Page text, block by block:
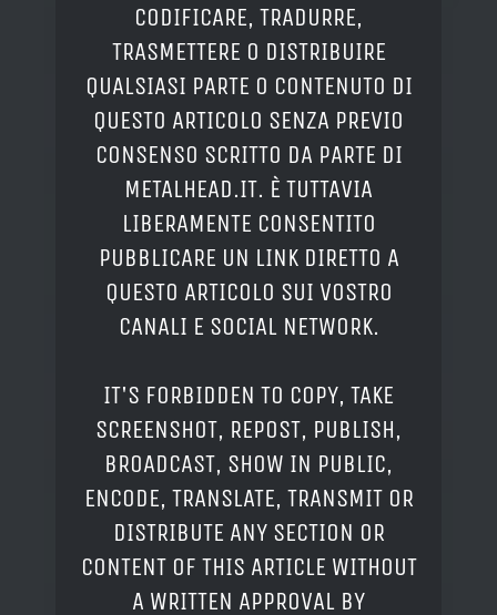
CODIFICARE, TRADURRE,
TRASMETTERE O DISTRIBUIRE
QUALSIASI PARTE O CONTENUTO DI
QUESTO ARTICOLO SENZA PREVIO
CONSENSO SCRITTO DA PARTE DI
METALHEAD.IT. È TUTTAVIA
LIBERAMENTE CONSENTITO
PUBBLICARE UN LINK DIRETTO A
QUESTO ARTICOLO SUI VOSTRO
CANALI E SOCIAL NETWORK.
IT'S FORBIDDEN TO COPY, TAKE
SCREENSHOT, REPOST, PUBLISH,
BROADCAST, SHOW IN PUBLIC,
ENCODE, TRANSLATE, TRANSMIT OR
DISTRIBUTE ANY SECTION OR
CONTENT OF THIS ARTICLE WITHOUT
A WRITTEN APPROVAL BY